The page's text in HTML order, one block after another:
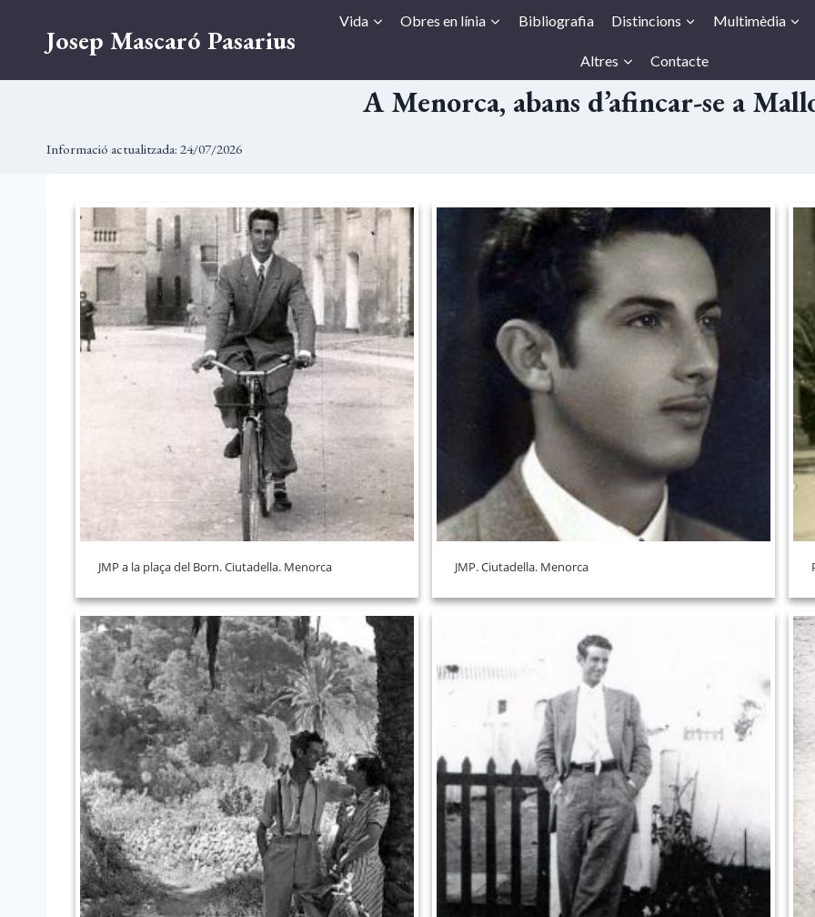
Josep Mascaró Pasarius
Vida Obres en línia Bibliografia Distincions Multimèdia
Altres Contacte
A Menorca, abans d’afincar-se a
Informació actualitzada: 24/07/2026
JMP a la plaça del Born. Ciutadella. Menorca JMP. Ciutadella. Menorca